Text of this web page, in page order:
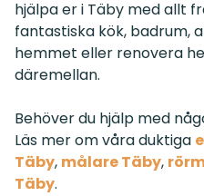
hjälpa er i Täby med allt
fantastiska kök, badrum,
hemmet eller renovera
däremellan.
Behöver du hjälp med
Läs mer om våra duktiga
Täby, målare Täby,
Täby.